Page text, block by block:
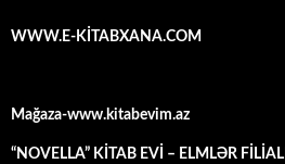
WWW.E-KİTABXANA.COM
Mağaza-www.kitabevim.az
“NOVELLA” KİTAB EVİ – ELMLƏR FİLİALI